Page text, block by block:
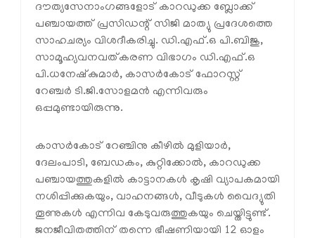
ദൗത്യസേനാംഗങ്ങളോട് കാറഡുക്ക ബ്ലോക്ക്
പഞ്ചായത്ത് പ്രസിഡന്റ് സിജി മാത്യു പ്രദേശത്തെ
സാഹചര്യം വിശദീകരിച്ചു. ഡി.എഫ്.ഒ പി.ബിജു,
സാമൂഹ്യവനവത്കരണ വിഭാഗം ഡി.എഫ്.ഒ
പി.ധനേഷ്‌കുമാര്‍, കാസര്‍കോട് ഫോറസ്റ്റ്
റേഞ്ചര്‍ ടി.ജി.സോളമന്‍ എന്നിവരും
ഒപ്പമുണ്ടായിരുന്നു.
കാസര്‍കോട് റേഞ്ചിനു കീഴില്‍ മുളിയാര്‍,
ദേലംപാടി, ബേഡകം, കുറ്റിക്കോല്‍, കാറഡുക്ക
പഞ്ചായത്തുകളില്‍ കാട്ടാനകള്‍ കൃഷി വ്യാപകമായി
നശിപ്പിക്കുകയും, വാഹനങ്ങള്‍, വീടുകള്‍ വൈദ്യുതി
തൂണുകള്‍ എന്നിവ കേടുവരുത്തുകയും ചെയ്തിട്ടുണ്ട്.
ജനജീവിതത്തിന് തന്നെ ഭീഷണിയായി 12 ഓളം